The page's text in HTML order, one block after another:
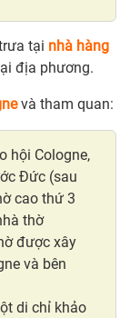
tại nhà hàng
địa phương.
và tham quan:
hội Cologne,
Đức (sau
cao thứ 3
thờ
được xây
và bên
di chỉ khảo